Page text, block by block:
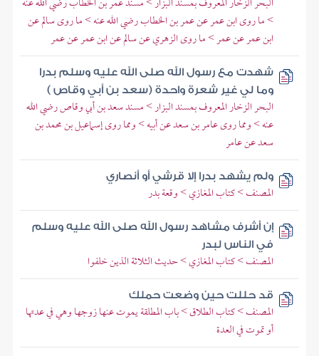
> ما روى ابن عمر عن عمر بن الخطاب رضي الله عنه > ما روى سالم عن
ابن عمر عن عمر > ما روى الزهري عن سالم عن ابن عمر عن عمر
شهدت مع رسول الله صلى الله عليه وسلم بدرا
وما لي غير شعرة واحدة (سعد بن أبي وقاص )
البحر الزخار المعروف بمسند البزار > مسند سعد بن أبي وقاص رضي الله
عنه > ومما روى عامر بن سعد عن أبيه > ومما روى إسماعيل بن محمد بن
سعد عن عامر
ولم يشهد بدرا إلا قرشي أو أنصاري
المصنف > كتاب المغازي > وقعة بدر
إن أشرف مشاهد رسول الله صلى الله عليه وسلم
في الناس لبدر
المصنف > كتاب المغازي > حديث الثلاثة الذين خلفوا
قد حللت حين وضعت حملك
المصنف > كتاب الطلاق > باب المطلقة يموت عنها زوجها وهي في عدتها
أو تموت في العدة